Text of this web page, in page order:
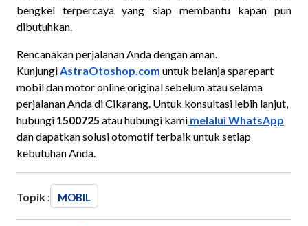
bengkel terpercaya yang siap membantu kapan pun
dibutuhkan.
Rencanakan perjalanan Anda dengan aman.
Kunjungi AstraOtoshop.com untuk belanja sparepart
mobil dan motor online original sebelum atau selama
perjalanan Anda di Cikarang. Untuk konsultasi lebih lanjut,
hubungi 1500725 atau hubungi kami melalui WhatsApp
dan dapatkan solusi otomotif terbaik untuk setiap
kebutuhan Anda.
Topik : MOBIL